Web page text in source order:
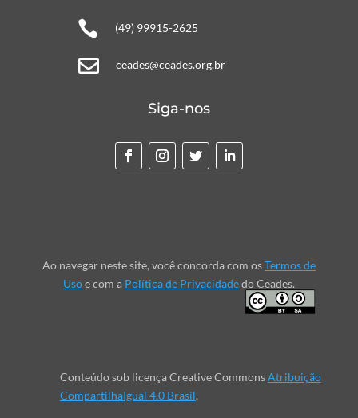
 (49) 99915-2625
 ceades@ceades.org.br
Siga-nos
Ao navegar neste site, você concorda com osTermos de
Usoe com a Política de Privacidadedo Ceades.
Conteúdo sob licença Creative CommonsAtribuição
CompartilhaIgual 4.0 Brasil.